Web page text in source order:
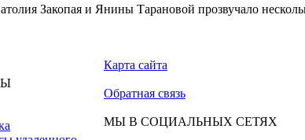
Закопая и Янины Тарановой прозвучало
Карта сайта
Обратная связь
МЫ В СОЦИАЛЬНЫХ СЕТЯХ